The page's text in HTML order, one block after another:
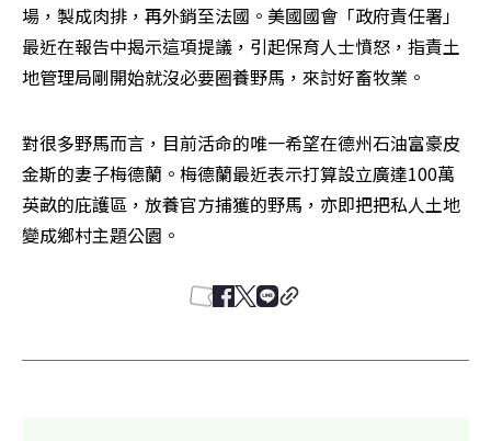
場，製成肉排，再外銷至法國。美國國會「政府責任署」
最近在報告中揭示這項提議，引起保育人士憤怒，指責土
地管理局剛開始就沒必要圈養野馬，來討好畜牧業。
對很多野馬而言，目前活命的唯一希望在德州石油富豪皮
金斯的妻子梅德蘭。梅德蘭最近表示打算設立廣達100萬
英畝的庇護區，放養官方捕獲的野馬，亦即把把私人土地
變成鄉村主題公園。